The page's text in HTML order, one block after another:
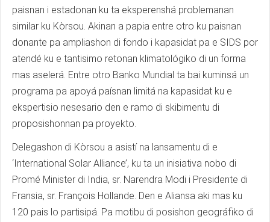
paisnan i estadonan ku ta eksperenshá problemanan
similar ku Kòrsou. Akinan a papia entre otro ku paisnan
donante pa ampliashon di fondo i kapasidat pa e SIDS por
atendé ku e tantisimo retonan klimatológiko di un forma
mas aselerá. Entre otro Banko Mundial ta bai kuminsá un
programa pa apoyá paísnan limitá na kapasidat ku e
ekspertisio nesesario den e ramo di skibimentu di
proposishonnan pa proyekto.
Delegashon di Kòrsou a asistí na lansamentu di e
‘International Solar Alliance’, ku ta un inisiativa nobo di
Promé Minister di India, sr. Narendra Modi i Presidente di
Fransia, sr. François Hollande. Den e Aliansa aki mas ku
120 pais lo partisipá. Pa motibu di posishon geográfiko di